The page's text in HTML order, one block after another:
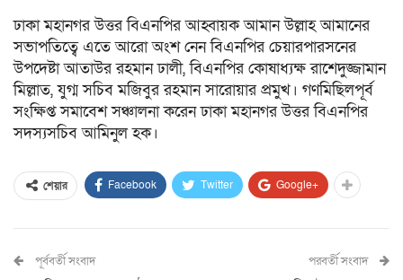
ঢাকা মহানগর উত্তর বিএনপির আহ্বায়ক আমান উল্লাহ আমানের
সভাপতিত্বে এতে আরো অংশ নেন বিএনপির চেয়ারপারসনের
উপদেষ্টা আতাউর রহমান ঢালী, বিএনপির কোষাধ্যক্ষ রাশেদুজ্জামান
মিল্লাত, যুগ্ম সচিব মজিবুর রহমান সারোয়ার প্রমুখ। গণমিছিলপূর্ব
সংক্ষিপ্ত সমাবেশ সঞ্চালনা করেন ঢাকা মহানগর উত্তর বিএনপির
সদস্যসচিব আমিনুল হক।
শেয়ার Facebook Twitter Google+
পূর্ববর্তী সংবাদ পরবর্তী সংবাদ